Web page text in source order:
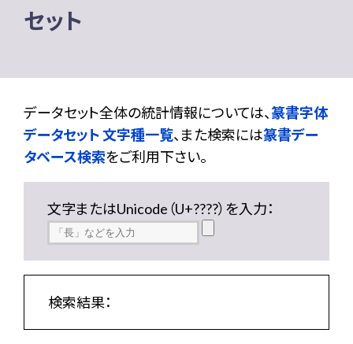
セット
データセット全体の統計情報については、篆書字体
データセット 文字種一覧、また検索には篆書デー
タベース検索をご利用下さい。
文字またはUnicode（U+????）を入力：
検索結果：